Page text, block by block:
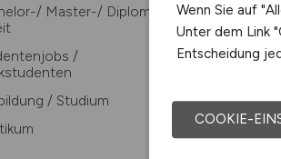
Master-/ Diplom-
/
/ Studium
Wenn Sie auf
Unter dem Link
Entscheidung
COOKIE-